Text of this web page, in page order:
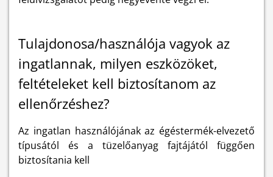
Tulajdonosa/használója vagyok az
ingatlannak, milyen eszközöket,
feltételeket kell biztosítanom az
ellenőrzéshez?
Az ingatlan használójának az égéstermék-elvezető
típusától és a tüzelőanyag fajtájától függően
biztosítania kell